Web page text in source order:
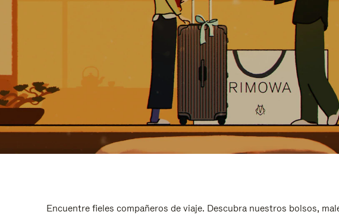
Encuentre fieles compañeros de viaje. Descubra nuestros bolsos,